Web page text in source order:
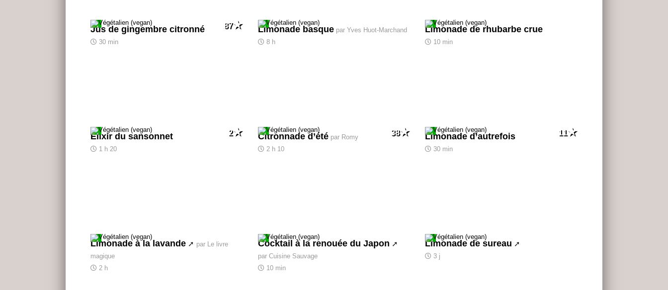
Jus de gingembre citronné
30 min
87 Limonade basquepar Yves Huot-Marchand
8 h
Limonade de rhubarbe crue
10 min
Élixir du sansonnet
1 h 20
2 Citronnade d’étépar Romy
2 h 10
38 Limonade d’autrefois
30 min
11
Limonade à la lavande
par Le livre
magique
2 h
Cocktail à la renouée du Japon
par Cuisine Sauvage
10 min
Limonade de sureau
3 j